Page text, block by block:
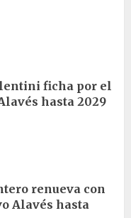
ficha por el
hasta 2029
renueva con
Alavés hasta